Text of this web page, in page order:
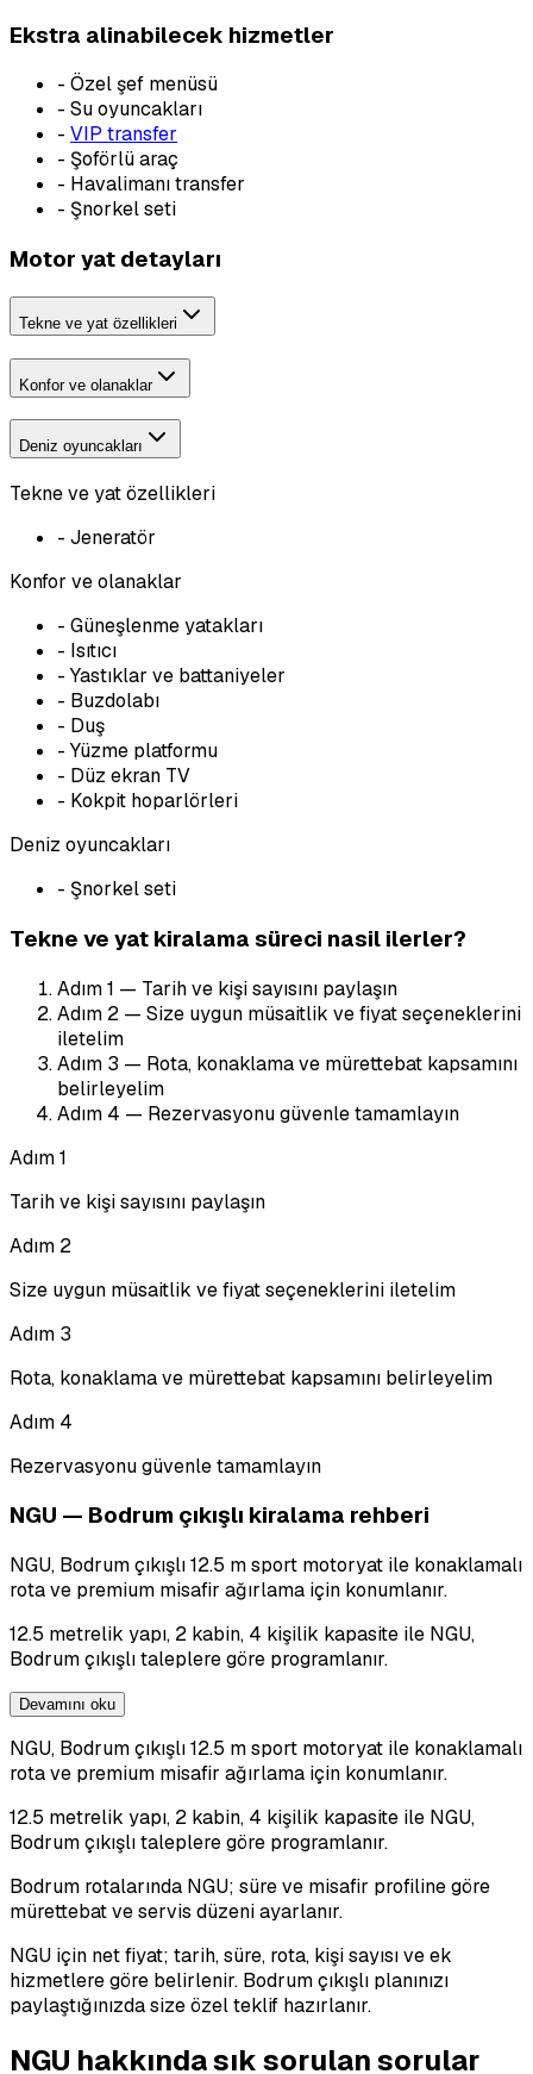
Ekstra alinabilecek hizmetler
- Özel şef menüsü
- Su oyuncakları
- VIP transfer
- Şoförlü araç
- Havalimanı transfer
- Şnorkel seti
Motor yat detayları
Tekne ve yat özellikleri
Konfor ve olanaklar
Deniz oyuncakları
Tekne ve yat özellikleri
- Jeneratör
Konfor ve olanaklar
- Güneşlenme yatakları
- Isıtıcı
- Yastıklar ve battaniyeler
- Buzdolabı
- Duş
- Yüzme platformu
- Düz ekran TV
- Kokpit hoparlörleri
Deniz oyuncakları
- Şnorkel seti
Tekne ve yat kiralama süreci nasil ilerler?
Adım1 — Tarih ve kişi sayısını paylaşın
Adım 2 — Size uygun müsaitlik ve fiyat seçeneklerini
iletelim
Adım 3 — Rota, konaklama ve mürettebat kapsamını
belirleyelim
Adım 4 — Rezervasyonu güvenle tamamlayın
Adım1
Tarih ve kişi sayısını paylaşın
Adım 2
Size uygun müsaitlik ve fiyat seçeneklerini iletelim
Adım 3
Rota, konaklama ve mürettebat kapsamını belirleyelim
Adım 4
Rezervasyonu güvenle tamamlayın
NGU — Bodrum çıkışlı kiralama rehberi
NGU, Bodrum çıkışlı 12.5 m sport motoryat ile konaklamalı
rota ve premium misafir ağırlama için konumlanır.
12.5 metrelik yapı, 2 kabin, 4 kişilik kapasite ile NGU,
Bodrum çıkışlı taleplere göre programlanır.
Devamını oku
NGU, Bodrum çıkışlı 12.5 m sport motoryat ile konaklamalı
rota ve premium misafir ağırlama için konumlanır.
12.5 metrelik yapı, 2 kabin, 4 kişilik kapasite ile NGU,
Bodrum çıkışlı taleplere göre programlanır.
Bodrum rotalarında NGU; süre ve misafir profiline göre
mürettebat ve servis düzeni ayarlanır.
NGU için net fiyat; tarih, süre, rota, kişi sayısı ve ek
hizmetlere göre belirlenir. Bodrum çıkışlı planınızı
paylaştığınızda size özel teklif hazırlanır.
NGU hakkında sık sorulan sorular